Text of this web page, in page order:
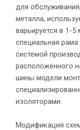
для
металла,
варьируется в 1-5
специальная рама
системой
расположенного
шины модели
изоляторами.
Модификация